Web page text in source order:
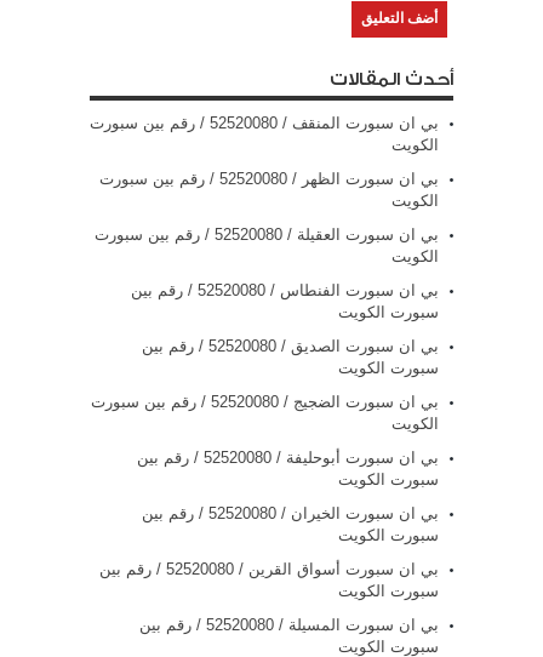
أحدث المقالات
بي ان سبورت المنقف / 52520080 / رقم بين سبورت
الكويت
بي ان سبورت الظهر / 52520080 / رقم بين سبورت
الكويت
بي ان سبورت العقيلة / 52520080 / رقم بين سبورت
الكويت
بي ان سبورت الفنطاس / 52520080 / رقم بين
سبورت الكويت
بي ان سبورت الصديق / 52520080 / رقم بين
سبورت الكويت
بي ان سبورت الضجيج / 52520080 / رقم بين سبورت
الكويت
بي ان سبورت أبوحليفة / 52520080 / رقم بين
سبورت الكويت
بي ان سبورت الخيران / 52520080 / رقم بين
سبورت الكويت
بي ان سبورت أسواق القرين / 52520080 / رقم بين
سبورت الكويت
بي ان سبورت المسيلة / 52520080 / رقم بين
سبورت الكويت